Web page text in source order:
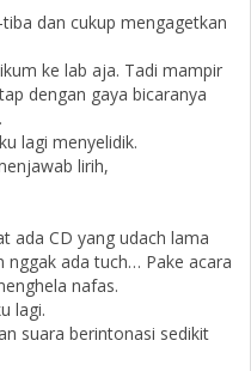
dan cukup mengagetkan
ke lab aja. Tadi mampir
dengan gaya bicaranya
lagi menyelidik.
lirih,
ada CD yang udach lama
nggak ada tuch… Pake acara
nafas.
lagi.
suara berintonasi sedikit